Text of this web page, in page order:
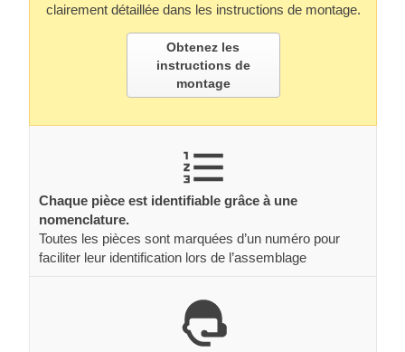
clairement détaillée dans les instructions de montage.
Obtenez les
instructions de
montage
Chaque pièce est identifiable grâce à une
nomenclature.
Toutes les pièces sont marquées d’un numéro pour
faciliter leur identification lors de l’assemblage